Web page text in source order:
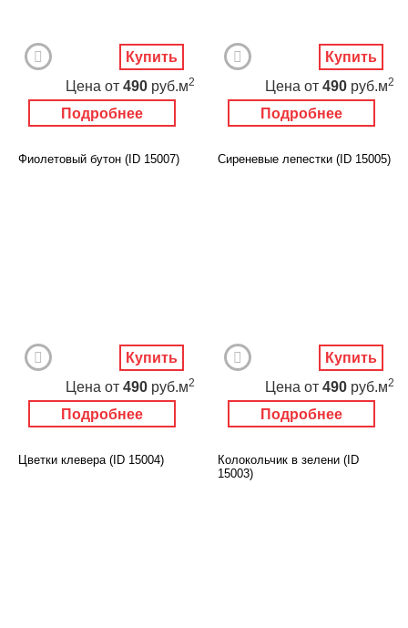
Подробнее
Цена от 490 руб.м2
Купить
Подробнее
Цена от 490 руб.м2
Купить
Фиолетовый бутон (ID 15007)
Подробнее
Цена от 490 руб.м2
Купить
Сиреневые лепестки (ID 15005)
Подробнее
Цена от 490 руб.м2
Купить
Цветки клевера (ID 15004)
Колокольчик в зелени (ID
15003)